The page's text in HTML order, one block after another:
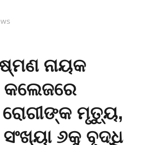
ନାୟକ
କଲେଜରେ
ମୃତ୍ୟୁ,
୬କୁ ବୃଦ୍ଧି